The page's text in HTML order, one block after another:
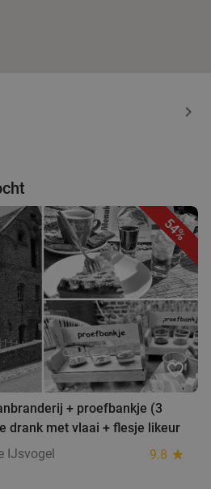
54%
favorite_border
+ proefbankje (3
drank met vlaai + flesje likeur
IJsvogel
9.8 star